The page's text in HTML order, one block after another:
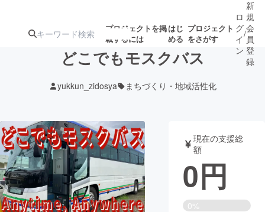
プロジェクトを掲
載するには
はじ
める
プロジェクト
をさがす
アート・写真
テクノロジー・ガジェット ゲーム・サ
ロ
グ
イ
ン
/
新
規
会
員
登
録
どこでもモスクバス
yukkun_zidosya まちづくり・地域活性化
現在の支援総
額
0円
0%